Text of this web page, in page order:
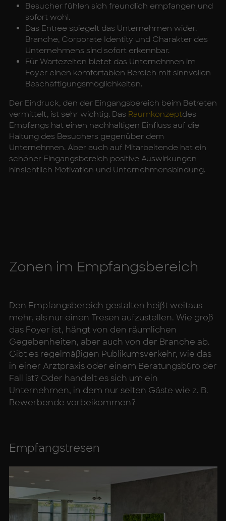
Besucher fühlen sich freundlich empfangen und
sofort wohl.
Das Entree spiegelt das Unternehmen wider.
Branche, Corporate Identity und Charakter des
Unternehmens sind sofort erkennbar.
Für Wartezeiten bietet das Unternehmen im
Foyer einen komfortablen Bereich mit sinnvollen
Beschäftigungsmöglichkeiten.
Der Eindruck, den der Eingangsbereich beim Betreten
vermittelt, ist sehr wichtig. Das Raumkonzeptdes
Empfangs hat einen nachhaltigen Einfluss auf die
Haltung des Besuchers gegenüber dem
Unternehmen. Aber auch auf Mitarbeitende hat ein
schöner Eingangsbereich positive Auswirkungen
hinsichtlich Motivation und Unternehmensbindung.
Zo­nen im Emp­fangs­be­reich
Den Empfangsbereich gestalten heißt weitaus
mehr, als nur einen Tresen aufzustellen. Wie groß
das Foyer ist, hängt von den räumlichen
Gegebenheiten, aber auch von der Branche ab.
Gibt es regelmäßigen Publikumsverkehr, wie das
in einer Arztpraxis oder einem Beratungsbüro der
Fall ist? Oder handelt es sich um ein
Unternehmen, in dem nur selten Gäste wie z. B.
Bewerbende vorbeikommen?
Emp­fangs­t­re­sen